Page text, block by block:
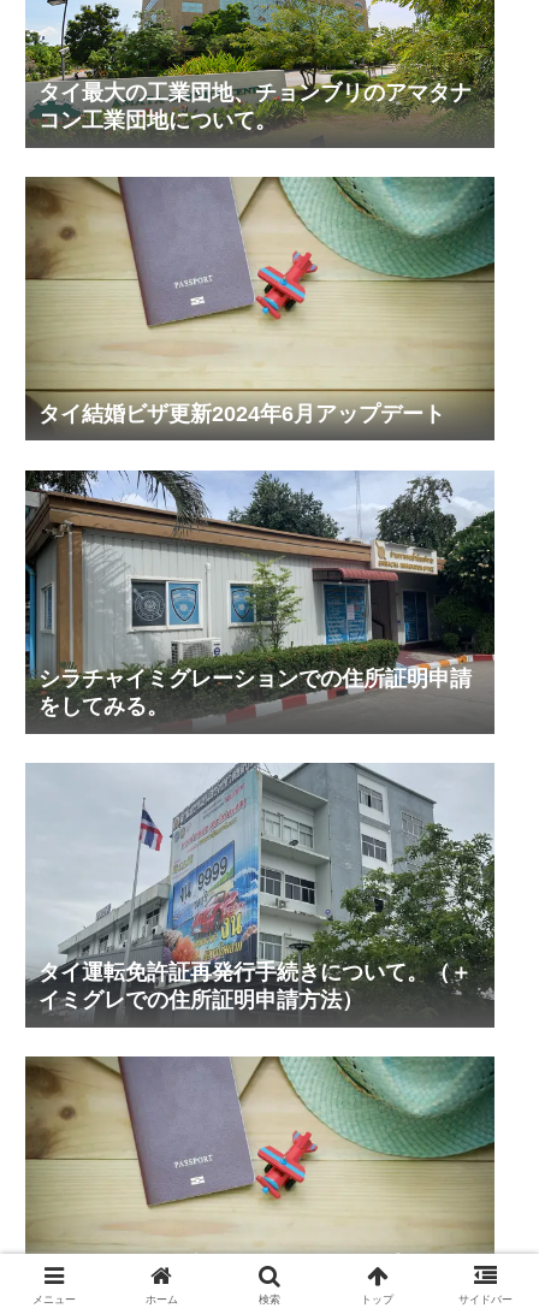
タイ最大の工業団地、チョンブリのアマタナ
コン工業団地について。
タイ結婚ビザ更新2024年6月アップデート
シラチャイミグレーションでの住所証明申請
をしてみる。
タイ運転免許証再発行手続きについて。（＋
イミグレでの住所証明申請方法）
タイ結婚ビザ更新2025年6-7月アップデート
@シラチャイミグレーション
メニュー ホーム 検索 トップ サイドバー